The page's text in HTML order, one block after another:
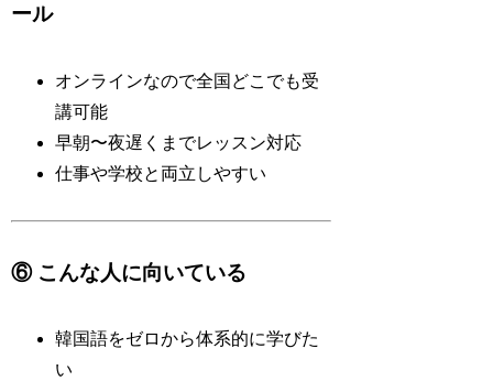
ール
オンラインなので全国どこでも受
講可能
早朝〜夜遅くまでレッスン対応
仕事や学校と両立しやすい
⑥ こんな人に向いている
韓国語をゼロから体系的に学びた
い